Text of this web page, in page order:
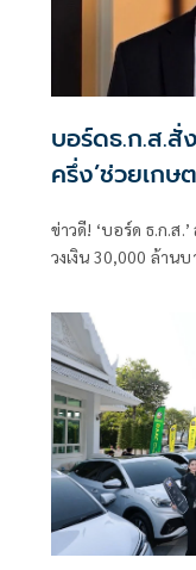
บอร์ดธ.ก.ส.สั่
ครึ่ง’ช่วยเกษ
ข่าวดี! ‘บอร์ด ธ.ก.ส
วงเงิน 30,000 ล้าน
เกษตรกรอย่างยั่งยืน